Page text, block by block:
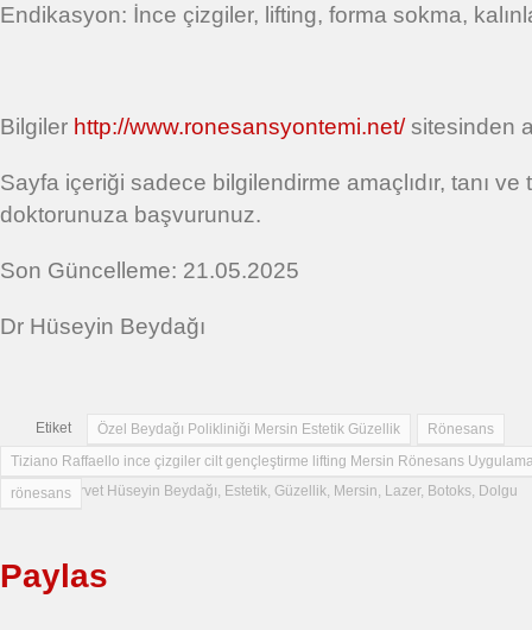
Endikasyon: İnce çizgiler, lifting, forma sokma,
Bilgiler http://www.ronesansyontemi.net/sitesinden
Sayfa içeriği sadece bilgilendirme amaçlıdır, tanı
doktorunuza başvurunuz.
Son Güncelleme: 21.05.2025
Dr Hüseyin Beydağı
Etiket Özel Beydağı Polikliniği Mersin Estetik Güzellik
Rönesans
Tiziano Raffaello ince çizgiler cilt gençleştirme lifting Mersin Rönesans
Doktor, Mürvet Hüseyin Beydağı, Estetik, Güzellik, Mersin, Lazer, Botoks, Dolgu
rönesans
Paylas